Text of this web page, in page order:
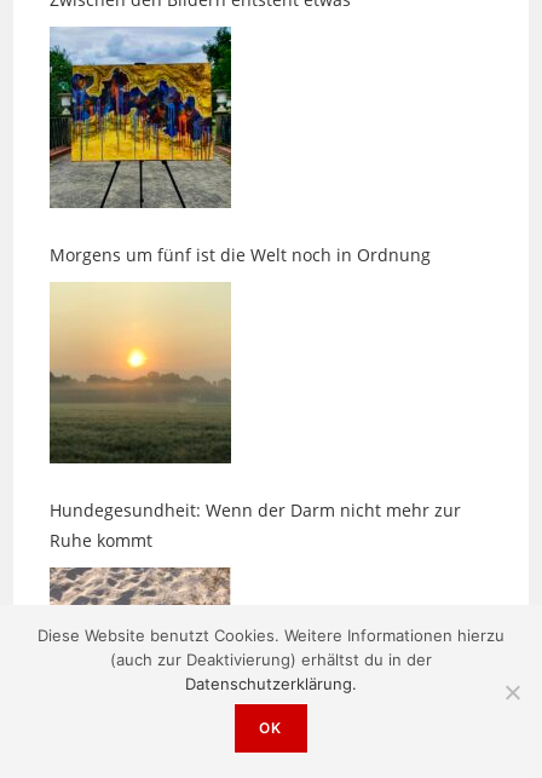
Morgens um fünf ist die Welt noch in Ordnung
Hundegesundheit: Wenn der Darm nicht mehr zur
Diese Website benutzt Cookies. Weitere Informationen hierzu
(auch zur Deaktivierung) erhältst du in der
Datenschutzerklärung.
OK